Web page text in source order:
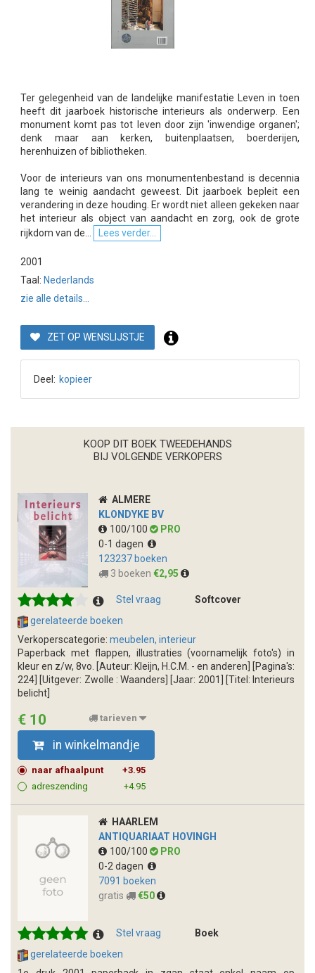
Ter gelegenheid van de landelijke manifestatie Leven in toen
heeft dit jaarboek historische interieurs als onderwerp. Een
monument komt pas tot leven door zijn 'inwendige organen';
denk maar aan kerken, buitenplaatsen, boerderijen,
herenhuizen of bibliotheken.
Voor de interieurs van ons monumentenbestand is decennia
lang te weinig aandacht geweest. Dit jaarboek bepleit een
verandering in deze houding. Er wordt niet alleen gekeken naar
het interieur als object van aandacht en zorg, ook de grote
rijkdom van de...
Lees verder...
2001
Taal: Nederlands
zie alle details...
ZET OP WENSLIJSTJE
Deel: kopieer
KOOP DIT BOEK TWEEDEHANDS
BIJ VOLGENDE VERKOPERS
ALMERE
KLONDYKE BV
100/100
PRO
0-1 dagen
123237 boeken
3 boeken €2,95
Stel vraag
Softcover
gerelateerde boeken
Verkoperscategorie: meubelen, interieur
Paperback met flappen, illustraties (voornamelijk foto's) in
kleur en z/w, 8vo. [Auteur: Kleijn, H.C.M. - en anderen] [Pagina's:
224] [Uitgever: Zwolle : Waanders] [Jaar: 2001] [Titel: Interieurs
belicht]
€ 10 tarieven
in winkelmandje
naar afhaalpunt
+3.95
adreszending
+4.95
HAARLEM
ANTIQUARIAAT HOVINGH
100/100
PRO
0-2 dagen
7091 boeken
gratis
€50
Stel vraag
Boek
gerelateerde boeken